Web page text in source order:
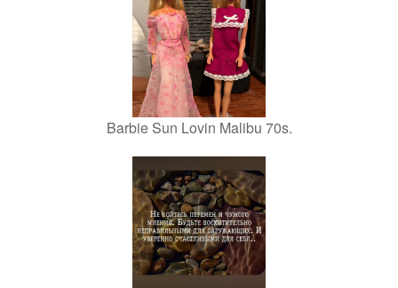
Barbie Sun Lovin Malibu 70s.